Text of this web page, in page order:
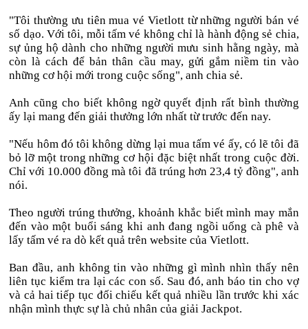
"Tôi thường ưu tiên mua vé Vietlott từ những người bán vé
số dạo. Với tôi, mỗi tấm vé không chỉ là hành động sẻ chia,
sự ủng hộ dành cho những người mưu sinh hằng ngày, mà
còn là cách để bản thân cầu may, gửi gắm niềm tin vào
những cơ hội mới trong cuộc sống", anh chia sẻ.
Anh cũng cho biết không ngờ quyết định rất bình thường
ấy lại mang đến giải thưởng lớn nhất từ trước đến nay.
"Nếu hôm đó tôi không dừng lại mua tấm vé ấy, có lẽ tôi đã
bỏ lỡ một trong những cơ hội đặc biệt nhất trong cuộc đời.
Chỉ với 10.000 đồng mà tôi đã trúng hơn 23,4 tỷ đồng", anh
nói.
Theo người trúng thưởng, khoảnh khắc biết mình may mắn
đến vào một buổi sáng khi anh đang ngồi uống cà phê và
lấy tấm vé ra dò kết quả trên website của Vietlott.
Ban đầu, anh không tin vào những gì mình nhìn thấy nên
liên tục kiểm tra lại các con số. Sau đó, anh báo tin cho vợ
và cả hai tiếp tục đối chiếu kết quả nhiều lần trước khi xác
nhận mình thực sự là chủ nhân của giải Jackpot.